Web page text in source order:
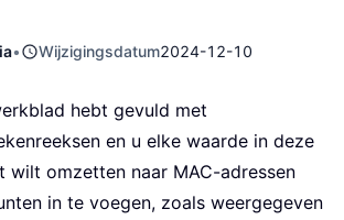
• Wijzigingsdatum2024-12-10
hebt gevuld met
en u elke waarde in deze
wilt omzetten naar MAC-adressen
in te voegen, zoals weergegeven